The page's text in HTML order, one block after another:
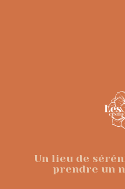
Un lieu de
prendre un